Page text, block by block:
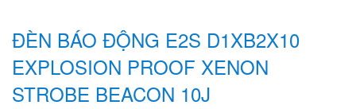
ĐÈN BÁO ĐỘNG E2S D1XB2X10
EXPLOSION PROOF XENON
STROBE BEACON 10J